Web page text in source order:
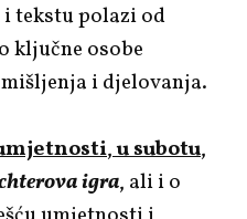
tekstu polazi od
ključne osobe
i djelovanja.
,u subotu,
igra, ali i o